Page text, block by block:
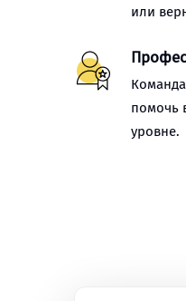
или
помочь
уровне.